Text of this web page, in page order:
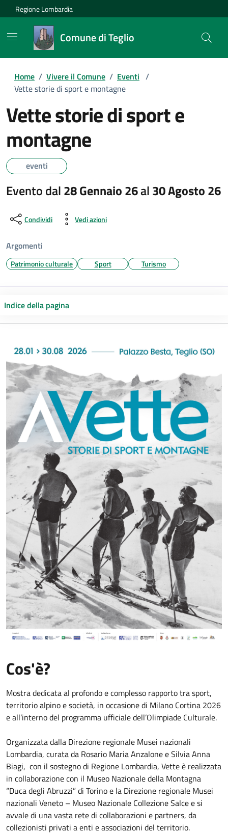
Regione Lombardia
Comune di Teglio
Home / Vivere il Comune / Eventi /
Vette storie di sport e montagne
Vette storie di sport e
montagne
eventi
Evento dal28 Gennaio 26al30 Agosto 26
Condividi Vedi azioni
Argomenti
Patrimonio culturale Sport Turismo
Indice della pagina
Cos'è?
Mostra dedicata al profondo e complesso rapporto tra sport,
territorio alpino e società, in occasione di Milano Cortina 2026
e all’interno del programma ufficiale dell’Olimpiade Culturale.
Organizzata dalla Direzione regionale Musei nazionali
Lombardia, curata da Rosario Maria Anzalone e Silvia Anna
Biagi, con il sostegno di Regione Lombardia, Vette è realizzata
in collaborazione con il Museo Nazionale della Montagna
“Duca degli Abruzzi” di Torino e la Direzione regionale Musei
nazionali Veneto – Museo Nazionale Collezione Salce e si
avvale di una vasta rete di collaborazioni e partners, da
collezionisti privati a enti e associazioni del territorio.